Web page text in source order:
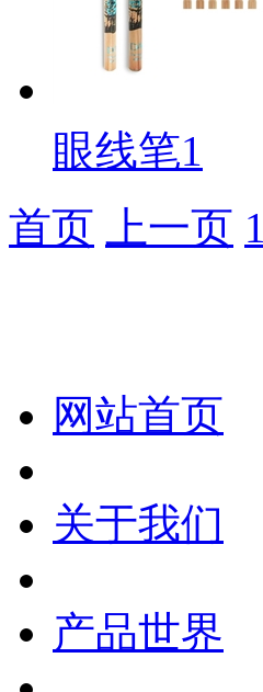
眼线笔1
首页
上一页 1
网站首页
关于我们
产品世界